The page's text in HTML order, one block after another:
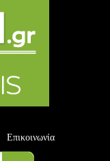
Επικοινωνία